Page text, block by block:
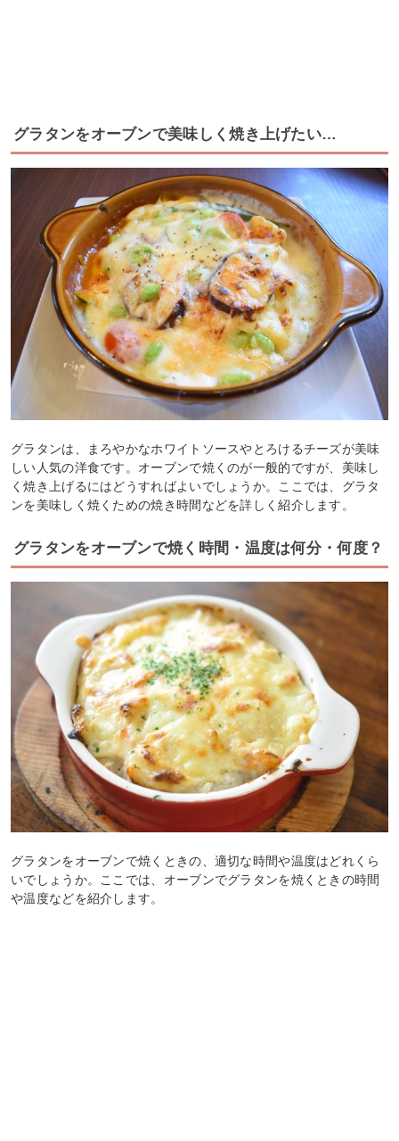
グラタンをオーブンで美味しく焼き上げたい…
グラタンは、まろやかなホワイトソースやとろけるチーズが美味
しい人気の洋食です。オーブンで焼くのが一般的ですが、美味し
く焼き上げるにはどうすればよいでしょうか。ここでは、グラタ
ンを美味しく焼くための焼き時間などを詳しく紹介します。
グラタンをオーブンで焼く時間・温度は何分・何度？
グラタンをオーブンで焼くときの、適切な時間や温度はどれくら
いでしょうか。ここでは、オーブンでグラタンを焼くときの時間
や温度などを紹介します。